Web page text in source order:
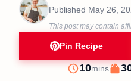
Published May 26,
This post may contain
Pin Recipe
Prep
10minutes
mins